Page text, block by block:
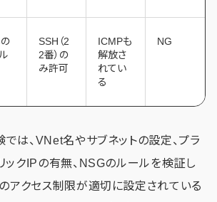
SSH（2
2番）の
み許可
ICMPも
解放さ
れてい
る
NG
では、VNet名やサブネットの設定、プラ
ックIPの有無、NSGのルールを検証し
アクセス制限が適切に設定されている